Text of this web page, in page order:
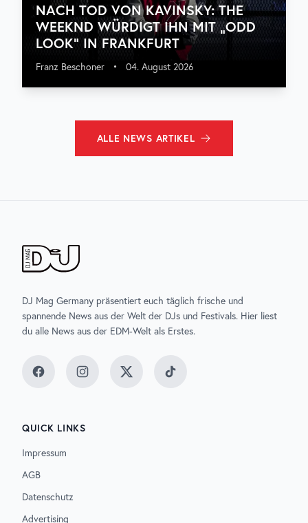
NACH TOD VON KAVINSKY: THE
WEEKND WÜRDIGT IHN MIT „ODD
LOOK“ IN FRANKFURT
Franz Beschoner • 04. August 2026
ALLE NEWS ARTIKEL
DJ Mag Germany präsentiert euch täglich frische und
spannende News aus der Welt der DJs und Festivals. Hier liest
du alle News aus der EDM-Welt als Erstes.
FacebookInstagramTwitter TikTok
QUICK LINKS
Impressum
AGB
Datenschutz
Advertising